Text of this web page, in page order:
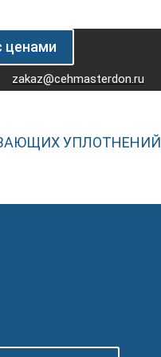
ценами
zakaz@cehmasterdon.ru
УПЛОТНЕНИЙ